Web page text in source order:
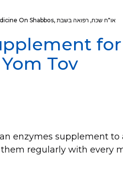
On Shabbos, או"ח שכח, רפואה בשבת
Tov
enzymes supplement to
them regularly with every